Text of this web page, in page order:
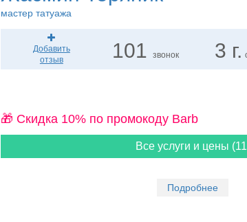
мастер татуажа
Добавить
отзыв
101звонок 3 г.
🎁 Cкидка 10% по промокоду Barb
Все услуги и цены
Подробнее